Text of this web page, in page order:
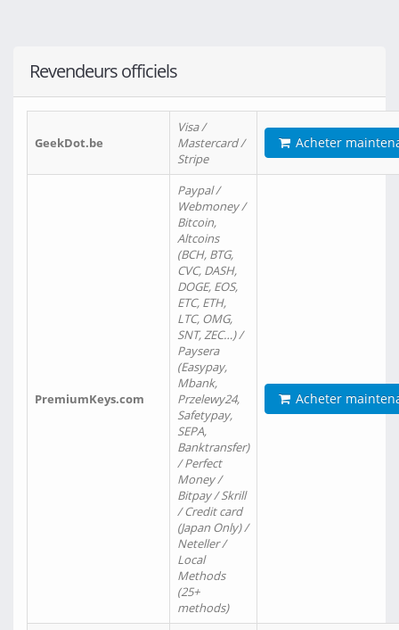
Revendeurs officiels
GeekDot.be
Visa /
Mastercard /
Stripe
Acheter
PremiumKeys.com
Paypal /
Webmoney /
Bitcoin,
Altcoins
(BCH, BTG,
CVC, DASH,
DOGE, EOS,
ETC, ETH,
LTC, OMG,
SNT, ZEC…) /
Paysera
(Easypay,
Mbank,
Przelewy24,
Safetypay,
SEPA,
Banktransfer)
/ Perfect
Money /
Bitpay / Skrill
/ Credit card
(Japan Only) /
Neteller /
Local
Methods
(25+
methods)
Acheter